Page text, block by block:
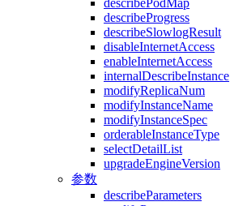
describePodMap
describeProgress
describeSlowlogResult
disableInternetAccess
enableInternetAccess
internalDescribeInstance
modifyReplicaNum
modifyInstanceName
modifyInstanceSpec
orderableInstanceType
selectDetailList
upgradeEngineVersion
参数
describeParameters